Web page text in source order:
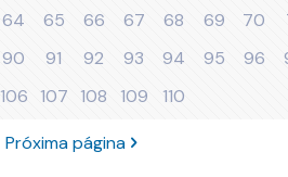
64 65 66 67 68 69 70
90 91 92 93 94 95 96
106 107 108 109 110
Próxima página